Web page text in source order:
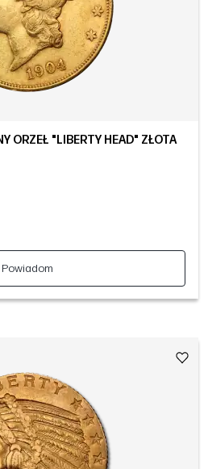
ORZEŁ "LIBERTY HEAD" ZŁOTA
Powiadom